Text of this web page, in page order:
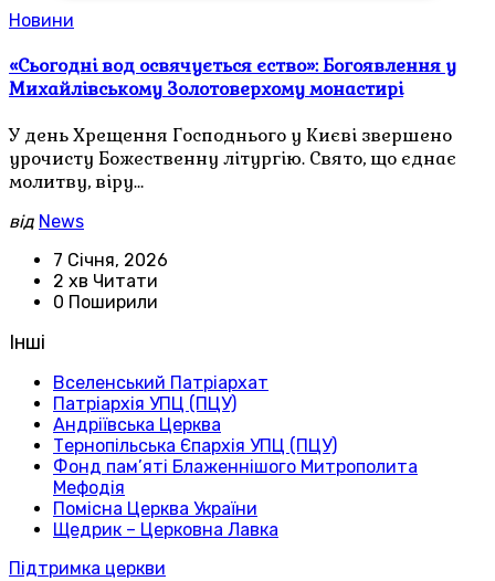
Новини
«Сьогодні вод освячується єство»: Богоявлення у
Михайлівському Золотоверхому монастирі
У день Хрещення Господнього у Києві звершено
урочисту Божественну літургію. Свято, що єднає
молитву, віру…
від News
7 Січня, 2026
2 хв Читати
0 Поширили
Інші
Вселенський Патріархат
Патріархія УПЦ (ПЦУ)
Андріївська Церква
Тернопільська Єпархія УПЦ (ПЦУ)
Фонд пам’яті Блаженнішого Митрополита
Мефодія
Помісна Церква України
Щедрик – Церковна Лавка
Підтримка церкви